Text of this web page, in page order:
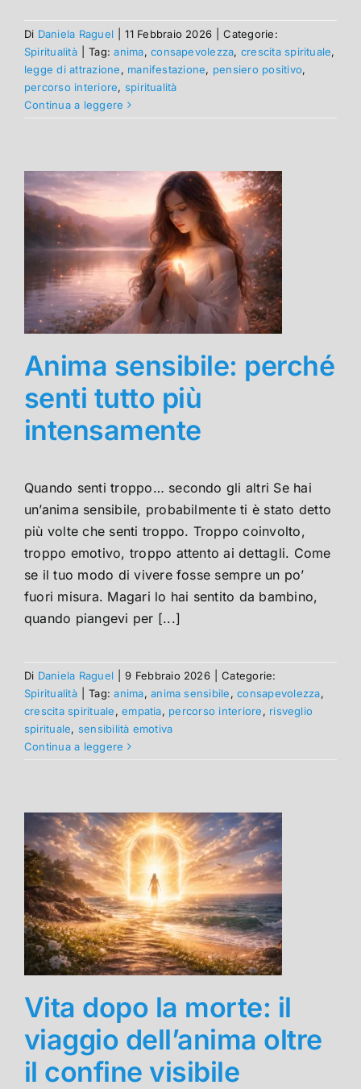
Di Daniela Raguel 11 Febbraio 2026
Categorie:
Spiritualità
Tag:anima,consapevolezza, crescita spirituale,
legge di attrazione, manifestazione, pensiero positivo,
percorso interiore, spiritualità
Continua a leggere
Anima sensibile: perché
senti tutto più
intensamente
Quando senti troppo… secondo gli altri Se hai
un’anima sensibile, probabilmente ti è stato detto
più volte che senti troppo. Troppo coinvolto,
troppo emotivo, troppo attento ai dettagli. Come
se il tuo modo di vivere fosse sempre un po’
fuori misura. Magari lo hai sentito da bambino,
quando piangevi per [...]
Di Daniela Raguel 9 Febbraio 2026
Categorie:
Spiritualità
Tag:anima,anima sensibile,consapevolezza,
crescita spirituale,empatia, percorso interiore, risveglio
spirituale, sensibilità emotiva
Continua a leggere
Vita dopo la morte: il
viaggio dell’anima oltre
il confine visibile